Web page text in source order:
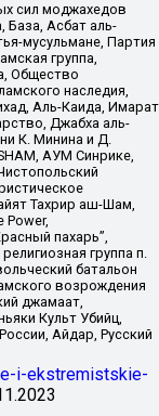
сил моджахедов
База, Асбат аль-
мусульмане, Партия
группа,
Общество
наследия,
Аль-Каида, Имарат
Джабха аль-
К. Минина и Д.
АУМ Синрике,
Тахрир аш-Шам,
Power,
пахарь”,
группа п.
батальон
возрождения
джамаат,
Культ Убийц,
Айдар, Русский
i-ekstremistskie-